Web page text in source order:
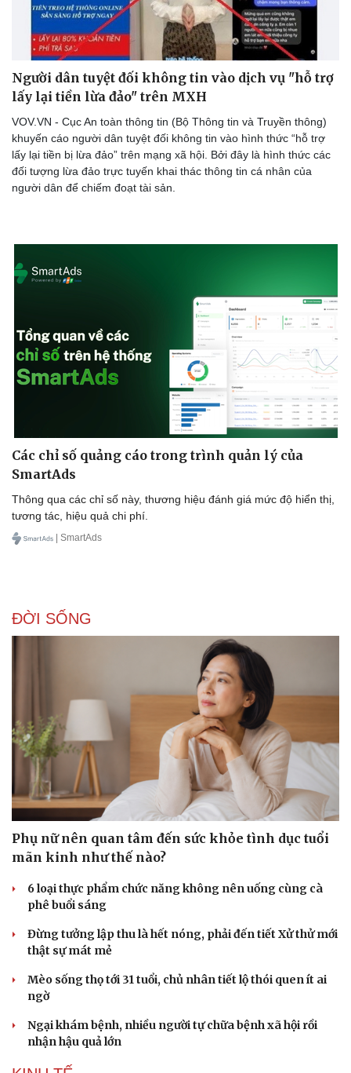
Doanh nghiệp
Thông tin doanh nghiệp
Doanh nhân
Vì cộng đồng
Công nghệ
Trải nghiệm
Người dân tuyệt đối không tin vào dịch vụ "hỗ trợ
lấy lại tiền lừa đảo" trên MXH
VOV.VN - Cục An toàn thông tin (Bộ Thông tin và Truyền thông)
khuyến cáo người dân tuyệt đối không tin vào hình thức “hỗ trợ
lấy lại tiền bị lừa đảo” trên mạng xã hội. Bởi đây là hình thức các
đối tượng lừa đảo trực tuyến khai thác thông tin cá nhân của
người dân để chiếm đoạt tài sản.
Các chỉ số quảng cáo trong trình quản lý của
SmartAds
Thông qua các chỉ số này, thương hiệu đánh giá mức độ hiển thị,
tương tác, hiệu quả chi phí.
| SmartAds
ĐỜI SỐNG
Phụ nữ nên quan tâm đến sức khỏe tình dục tuổi
mãn kinh như thế nào?
6 loại thực phẩm chức năng không nên uống cùng cà
phê buổi sáng
Đừng tưởng lập thu là hết nóng, phải đến tiết Xử thử mới
thật sự mát mẻ
Mèo sống thọ tới 31 tuổi, chủ nhân tiết lộ thói quen ít ai
ngờ
Ngại khám bệnh, nhiều người tự chữa bệnh xã hội rồi
nhận hậu quả lớn